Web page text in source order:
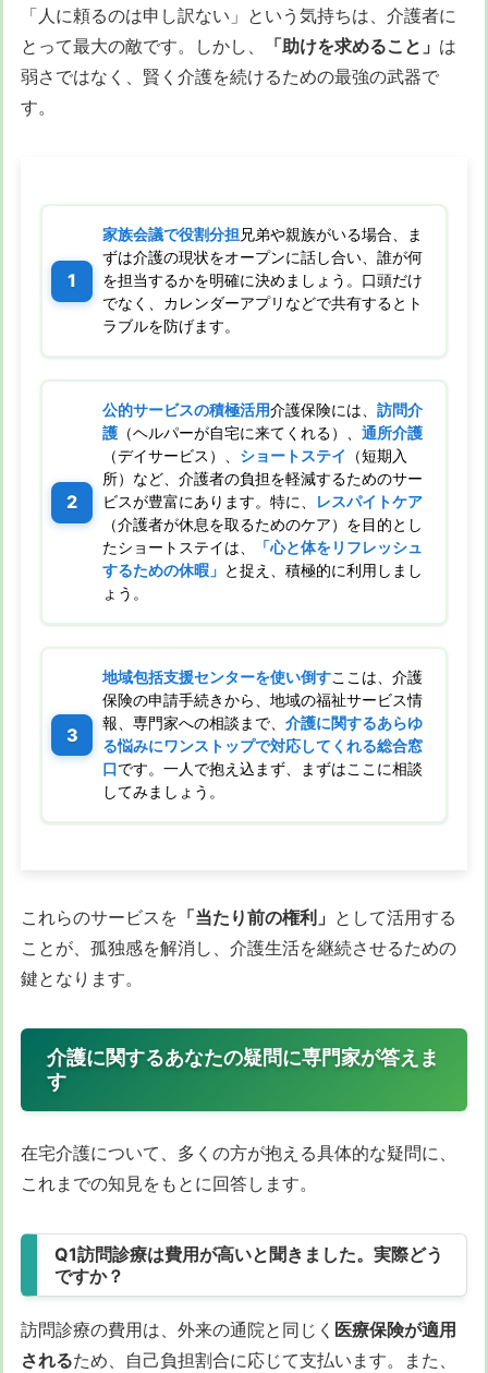
「人に頼るのは申し訳ない」という気持ちは、介護者に
とって最大の敵です。しかし、
「助けを求めること」 は
弱さではなく、賢く介護を続けるための最強の武器で
す。
家族会議で役割分担兄弟や親族がいる場合、ま
ずは介護の現状をオープンに話し合い、誰が何
を担当するかを明確に決めましょう。口頭だけ
でなく、カレンダーアプリなどで共有するとト
ラブルを防げます。
公的サービスの積極活用介護保険には、 訪問介
護 （ヘルパーが自宅に来てくれる）、 通所介護
（デイサービス）、 ショートステイ
（短期入
所）など、介護者の負担を軽減するためのサー
ビスが豊富にあります。特に、
レスパイトケア
（介護者が休息を取るためのケア）を目的とし
たショートステイは、
「心と体をリフレッシュ
するための休暇」 と捉え、積極的に利用しまし
ょう。
地域包括支援センターを使い倒すここは、介護
保険の申請手続きから、地域の福祉サービス情
報、専門家への相談まで、 介護に関するあらゆ
る悩みにワンストップで対応してくれる総合窓
口です。一人で抱え込まず、まずはここに相談
してみましょう。
これらのサービスを 「当たり前の権利」 として活用する
ことが、孤独感を解消し、介護生活を継続させるための
鍵となります。
介護に関するあなたの疑問に専門家が答えま
す
在宅介護について、多くの方が抱える具体的な疑問に、
これまでの知見をもとに回答します。
Q1訪問診療は費用が高いと聞きました。実際どう
ですか？
訪問診療の費用は、外来の通院と同じく 医療保険が適用
されるため、自己負担割合に応じて支払います。また、